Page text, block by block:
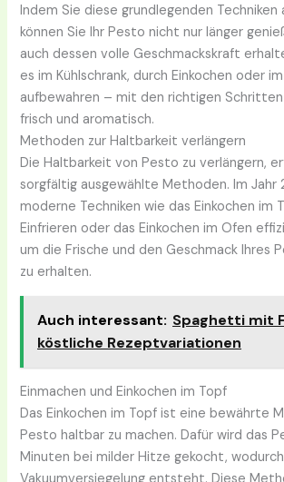
Indem Sie diese grundlegenden Techniken
können Sie Ihr Pesto nicht nur länger
auch dessen volle Geschmackskraft
es im Kühlschrank, durch Einkochen oder
aufbewahren – mit den richtigen
frisch und aromatisch.
Methoden zur Haltbarkeit verlängern
Die Haltbarkeit von Pesto zu verlängern,
sorgfältig ausgewählte Methoden. Im Jahr
moderne Techniken wie das Einkochen im
Einfrieren oder das Einkochen im Ofen
um die Frische und den Geschmack Ihres
zu erhalten.
Auch interessant: Spaghetti mit
köstliche Rezeptvariationen
Einmachen und Einkochen im Topf
Das Einkochen im Topf ist eine bewährte
Pesto haltbar zu machen. Dafür wird das
Minuten bei milder Hitze gekocht,